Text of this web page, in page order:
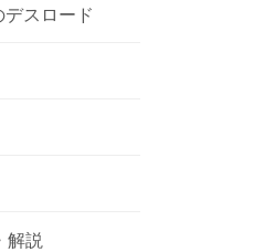
スロード
解説